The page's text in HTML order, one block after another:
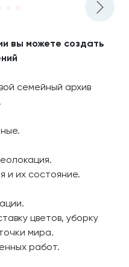
вы можете создать
семейный архив
и их состояние.
цветов, уборку
мира.
работ.